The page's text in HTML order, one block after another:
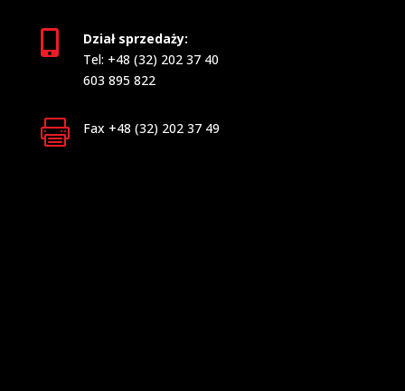

Dział sprzedaży:
Tel: +48 (32) 202 37 40
603 895 822
 Fax +48 (32) 202 37 49